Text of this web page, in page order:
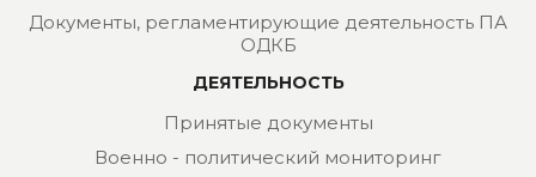
Документы, регламентирующие деятельность ПА
ОДКБ
ДЕЯТЕЛЬНОСТЬ
Принятые документы
Военно - политический мониторинг